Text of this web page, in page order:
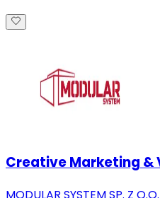
Creative Marketing &
MODULAR SYSTEM SP. Z O.O.